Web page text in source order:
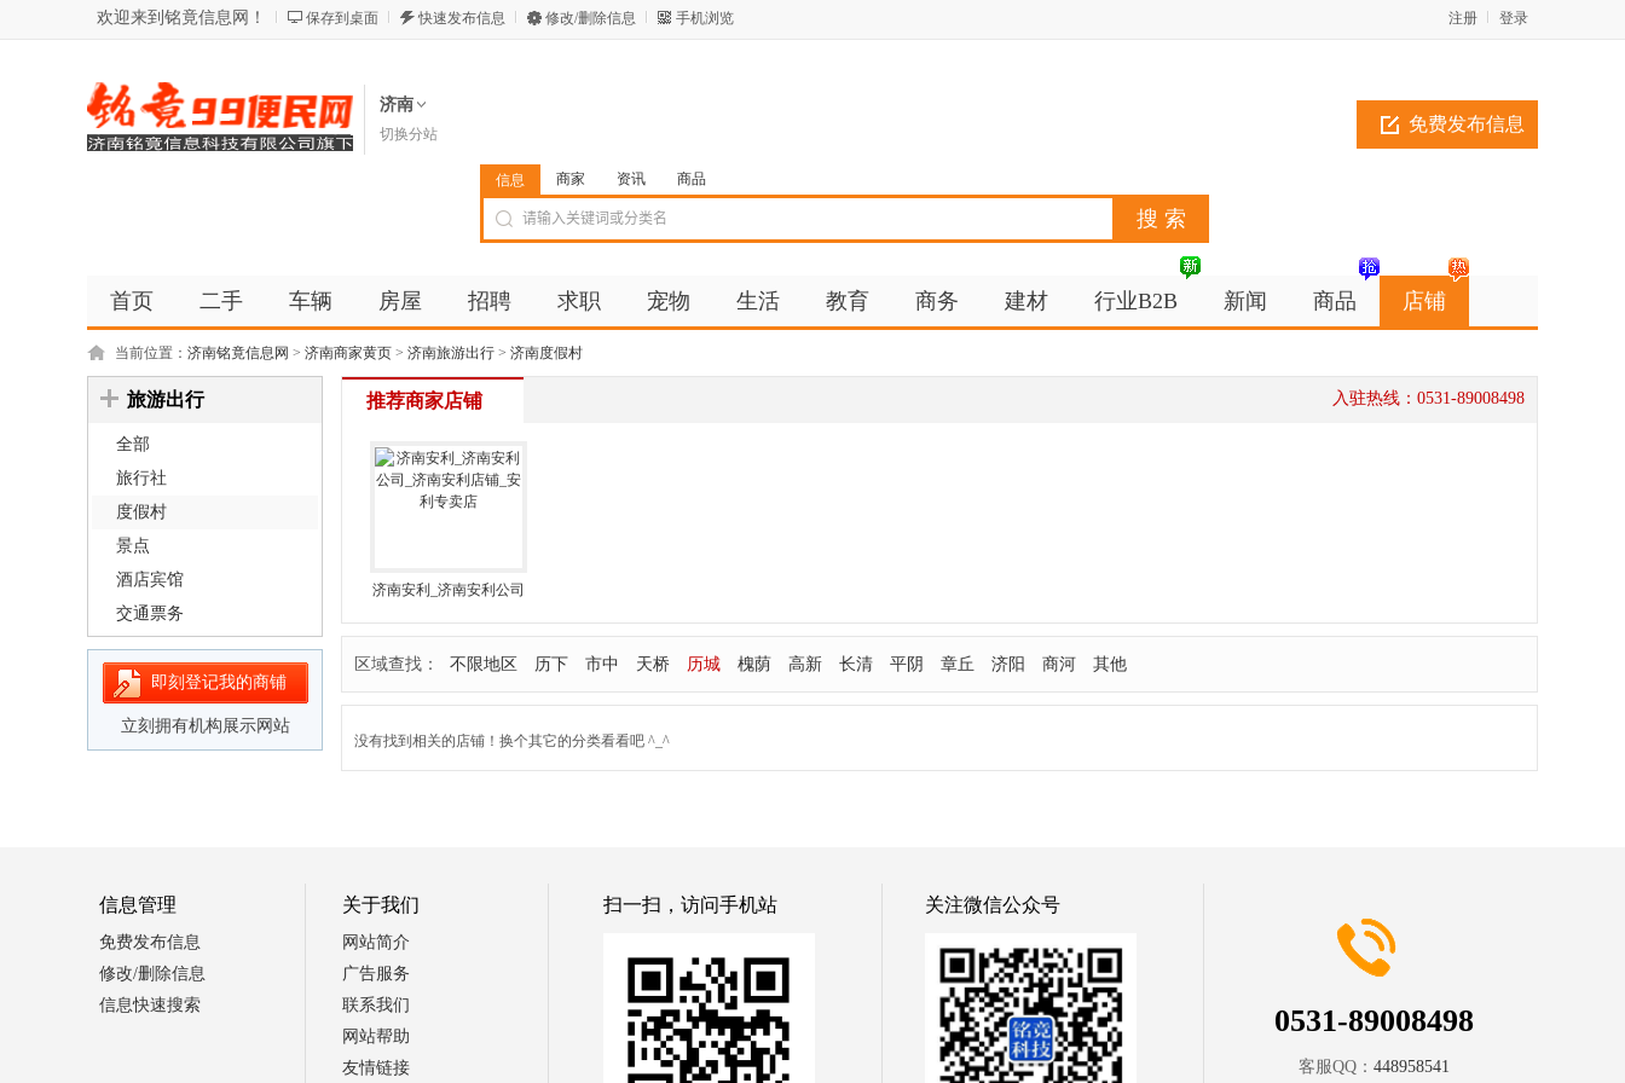
欢迎来到铭竟信息网！ 保存到桌面 快速发布信息 修改/删除信息 手机浏览 登录
注册
济南
切换分站 免费发布信息
信息 商家 资讯 商品
首页 二手 车辆 房屋 招聘 求职 宠物 生活 教育 商务 建材 行业B2B 新闻 商品 店铺
当前位置： 济南铭竟信息网 > 济南商家黄页 > 济南旅游出行 > 济南度假村
旅游出行
全部
旅行社
度假村
景点
酒店宾馆
交通票务
即刻登记我的商铺
立刻拥有机构展示网站
推荐商家店铺 入驻热线：0531-89008498
济南安利_济南安利公司
卖店
区域查找： 不限地区 历下 市中 天桥 历城 槐荫 高新 长清 平阴 章丘 济阳 商河 其他
没有找到相关的店铺！换个其它的分类看看吧 ^_^
信息管理
免费发布信息
修改/删除信息
信息快速搜索
关于我们
网站简介
广告服务
联系我们
网站帮助
友情链接
扫一扫，访问手机站 关注微信公众号
0531-89008498
客服QQ： 448958541